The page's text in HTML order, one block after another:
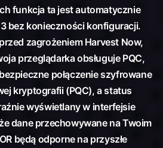
funkcja ta jest automatycznie
bez konieczności konfiguracji.
zagrożeniem Harvest Now,
przeglądarka obsługuje PQC,
połączenie szyfrowane
kryptografii (PQC), a status
wyświetlany w interfejsie
dane przechowywane na Twoim
będą odporne na przyszłe